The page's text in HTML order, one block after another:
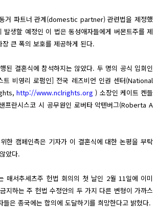
거 파트너 관계(domestic partner) 관련법을 제정했
발생할 예정인 이 법은 동성애자들에게 버몬트주를 제
큰 폭의 보호를 제공하게 된다.
된 결혼식에 참석하지는 않았다. 두 명의 공식 입회인
트 비영리 로펌인] 전국 레즈비언 인권 센터(National
http://www.nclrights.org ) 소장인 케이트 켄들
프란시스코 시 공무원인 로버타 악텐버그(Roberta A
한 캠페인측은 기자가 이 결혼식에 대한 논평을 부탁
았다.
매서추세츠주 헌법 회의의 첫 날인 2월 11일에 이미
지하는 주 헌법 수정안의 두 가지 다른 변형이 가까스
은 종국에는 합의에 도달하기를 희망한다고 밝혔다.